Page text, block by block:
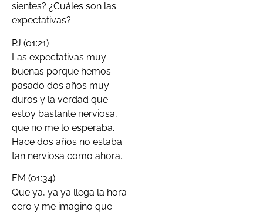
sientes? ¿Cuáles son las
expectativas?
PJ (01:21)
Las expectativas muy
buenas porque hemos
pasado dos años muy
duros y la verdad que
estoy bastante nerviosa,
que no me lo esperaba.
Hace dos años no estaba
tan nerviosa como ahora.
EM (01:34)
Que ya, ya ya llega la hora
cero y me imagino que